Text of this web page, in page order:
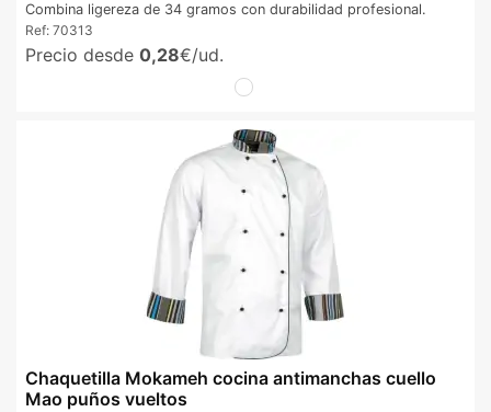
Combina ligereza de 34 gramos con durabilidad profesional.
Ref: 70313
Precio desde 0,28€/ud.
Chaquetilla Mokameh cocina antimanchas cuello
Mao puños vueltos